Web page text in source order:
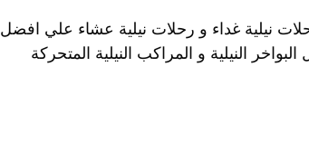
نيلية غداء و رحلات نيلية عشاء علي افضل
النيلية و المراكب النيلية المتحركة